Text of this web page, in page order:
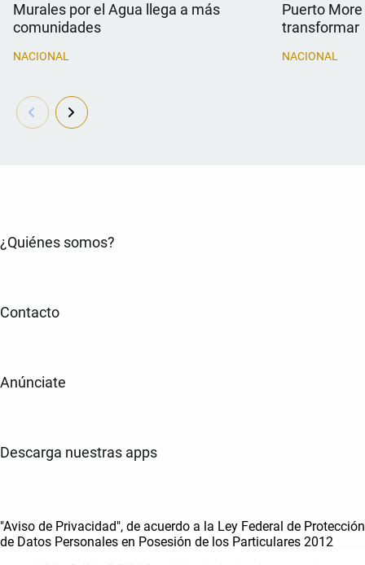
Murales por el Agua llega a más
comunidades
NACIONAL
Puerto
transformar
NACIONAL
¿Quiénes somos?
Contacto
Anúnciate
Descarga nuestras apps
"Aviso de Privacidad", de acuerdo a la Ley Federal de Protección
de Datos Personales en Posesión de los Particulares 2012